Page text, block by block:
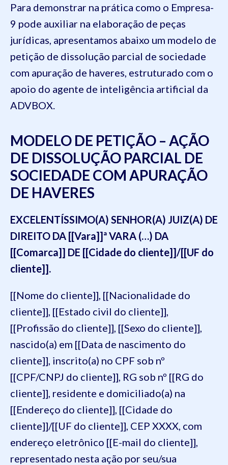
Para demonstrar na prática como o Empresa-
9 pode auxiliar na elaboração de peças
jurídicas, apresentamos abaixo um modelo de
petição de dissolução parcial de sociedade
com apuração de haveres, estruturado com o
apoio do agente de inteligência artificial da
ADVBOX.
MODELO DE PETIÇÃO – AÇÃO
DE DISSOLUÇÃO PARCIAL DE
SOCIEDADE COM APURAÇÃO
DE HAVERES
EXCELENTÍSSIMO(A) SENHOR(A) JUIZ(A) DE
DIREITO DA [[Vara]]ª VARA (…) DA
[[Comarca]] DE [[Cidade do cliente]]/[[UF do
cliente]].
[[Nome do cliente]], [[Nacionalidade do
cliente]], [[Estado civil do cliente]],
[[Profissão do cliente]], [[Sexo do cliente]],
nascido(a) em [[Data de nascimento do
cliente]], inscrito(a) no CPF sob nº
[[CPF/CNPJ do cliente]], RG sob nº [[RG do
cliente]], residente e domiciliado(a) na
[[Endereço do cliente]], [[Cidade do
cliente]]/[[UF do cliente]], CEP XXXX, com
endereço eletrônico [[E-mail do cliente]],
representado nesta ação por seu/sua